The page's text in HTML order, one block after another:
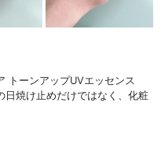
トーンアップUVエッセンス
日焼け止めだけではなく、化粧